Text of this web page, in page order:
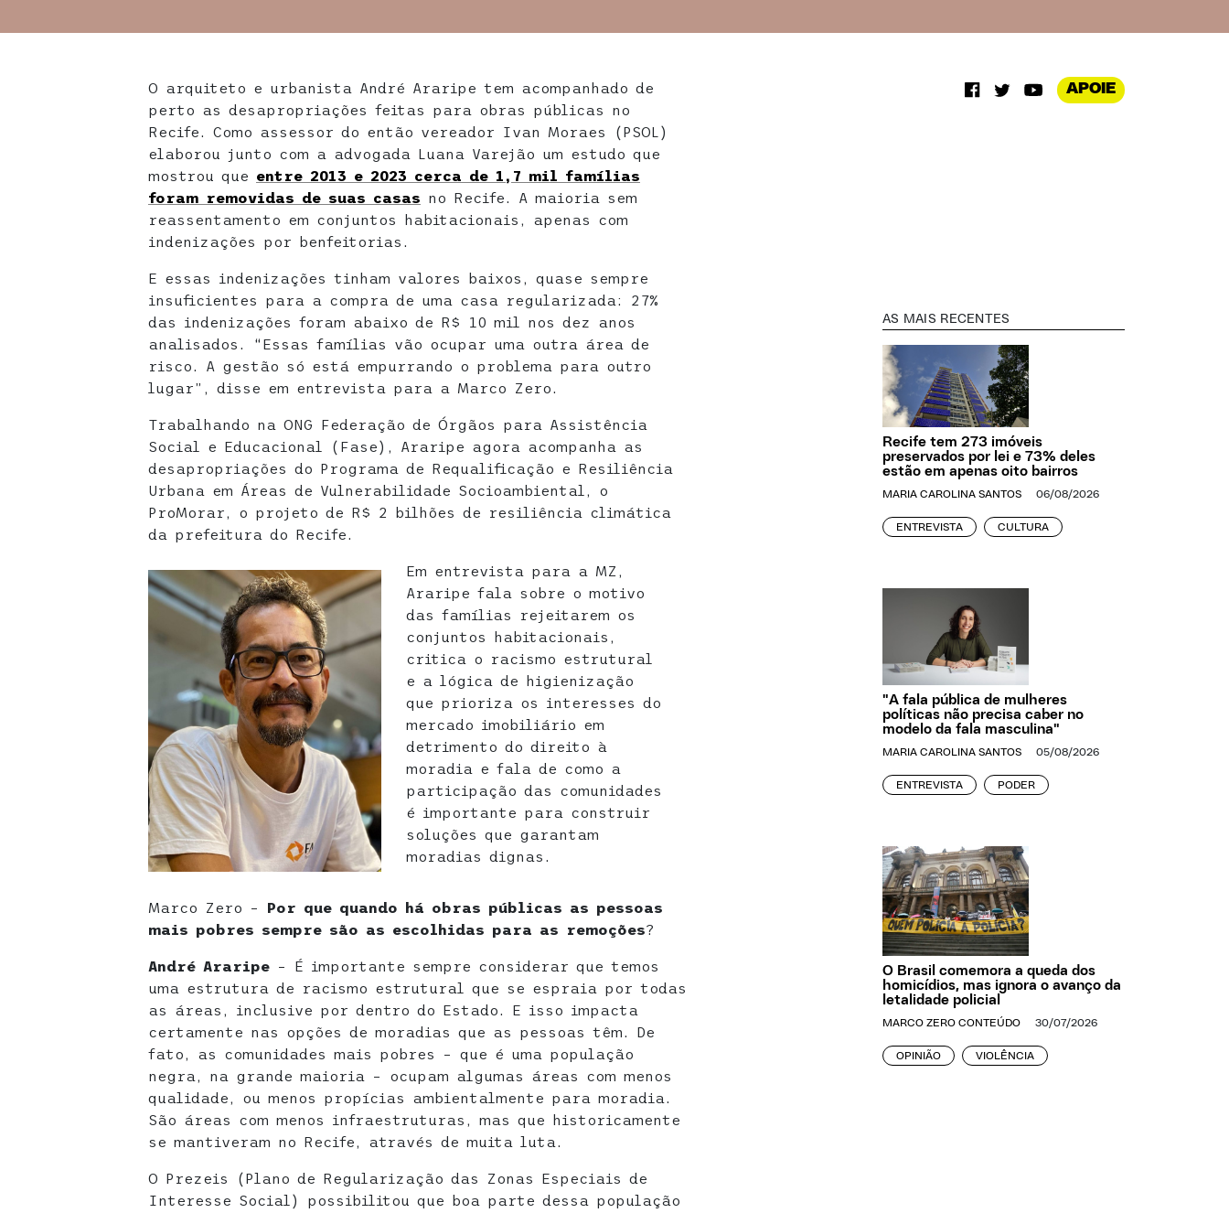
O arquiteto e urbanista André Araripe tem acompanhado de
perto as desapropriações feitas para obras públicas no
Recife. Como assessor do então vereador Ivan Moraes (PSOL)
elaborou junto com a advogada Luana Varejão um estudo que
mostrou que entre 2013 e 2023 cerca de 1,7 mil famílias
foram removidas de suas casas no Recife. A maioria sem
reassentamento em conjuntos habitacionais, apenas com
indenizações por benfeitorias.
E essas indenizações tinham valores baixos, quase sempre
insuficientes para a compra de uma casa regularizada: 27%
das indenizações foram abaixo de R$ 10 mil nos dez anos
analisados. “Essas famílias vão ocupar uma outra área de
risco. A gestão só está empurrando o problema para outro
lugar”, disse em entrevista para a Marco Zero.
Trabalhando na ONG Federação de Órgãos para Assistência
Social e Educacional (Fase), Araripe agora acompanha as
desapropriações do Programa de Requalificação e Resiliência
Urbana em Áreas de Vulnerabilidade Socioambiental, o
ProMorar, o projeto de R$ 2 bilhões de resiliência climática
da prefeitura do Recife.
Em entrevista para a MZ,
Araripe fala sobre o motivo
das famílias rejeitarem os
conjuntos habitacionais,
critica o racismo estrutural
e a lógica de higienização
que prioriza os interesses do
mercado imobiliário em
detrimento do direito à
moradia e fala de como a
participação das comunidades
é importante para construir
soluções que garantam
moradias dignas.
Marco Zero – Por que quando há obras públicas as pessoas
mais pobres sempre são as escolhidas para as remoções?
André Araripe – É importante sempre considerar que temos
uma estrutura de racismo estrutural que se espraia por todas
as áreas, inclusive por dentro do Estado. E isso impacta
certamente nas opções de moradias que as pessoas têm. De
fato, as comunidades mais pobres – que é uma população
negra, na grande maioria – ocupam algumas áreas com menos
qualidade, ou menos propícias ambientalmente para moradia.
São áreas com menos infraestruturas, mas que historicamente
se mantiveram no Recife, através de muita luta.
O Prezeis (Plano de Regularização das Zonas Especiais de
Interesse Social) possibilitou que boa parte dessa população
APOIE
AS MAIS RECENTES
Recife tem 273 imóveis
preservados por lei e 73% deles
estão em apenas oito bairros
MARIA CAROLINA SANTOS 06/08/2026
ENTREVISTA CULTURA
"A fala pública de mulheres
políticas não precisa caber no
modelo da fala masculina"
MARIA CAROLINA SANTOS 05/08/2026
ENTREVISTA PODER
O Brasil comemora a queda dos
homicídios, mas ignora o avanço da
letalidade policial
MARCO ZERO CONTEÚDO 30/07/2026
OPINIÃO VIOLÊNCIA